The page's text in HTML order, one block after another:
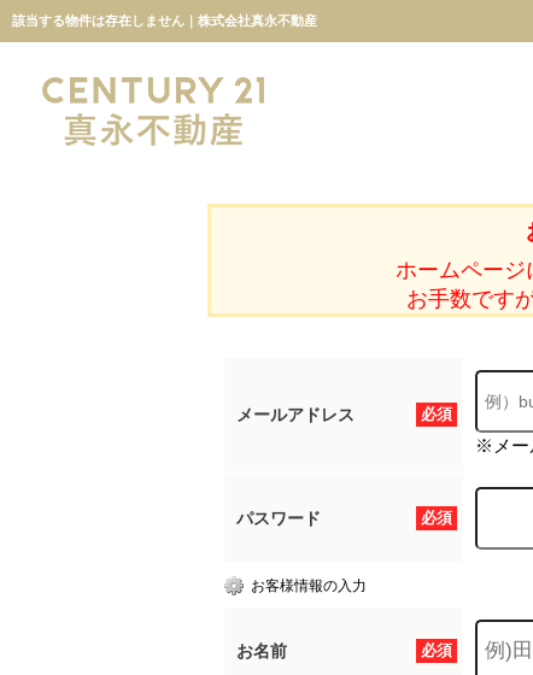
該当する物件は存在しません｜株式会社真永不動産
ホームページ
お手数です
必須
メールアドレス
※メー
必須
パスワード
お客様情報の入力
必須
お名前